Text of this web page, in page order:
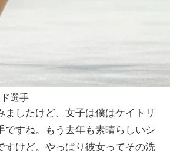
選手
ましたけど、女子は僕はケイトリ
ですね。もう去年も素晴らしいシ
すけど。やっぱり彼女ってその洗